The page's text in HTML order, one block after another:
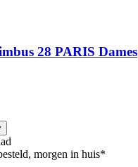
28 PARIS Dames
morgen in huis*